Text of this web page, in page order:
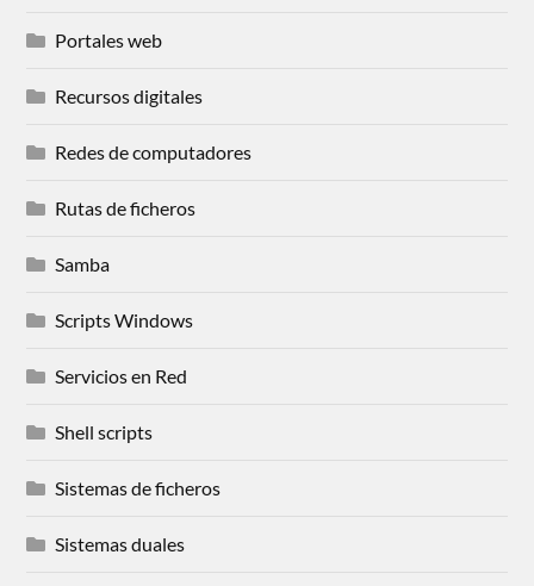
Portales web
Recursos digitales
Redes de computadores
Rutas de ficheros
Samba
Scripts Windows
Servicios en Red
Shell scripts
Sistemas de ficheros
Sistemas duales